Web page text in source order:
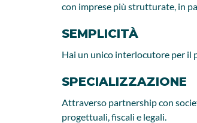
con imprese più strutturate, in
SEMPLICITÀ
Hai un unico interlocutore per il
SPECIALIZZAZIONE
Attraverso partnership con
progettuali, fiscali e legali.